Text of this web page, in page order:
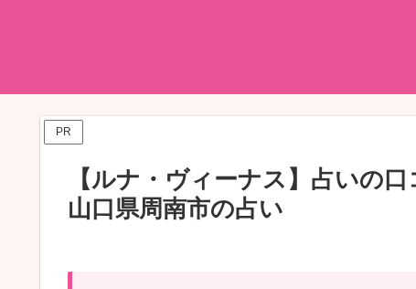
PR
【ルナ・ヴィーナス】占いの
山口県周南市の占い